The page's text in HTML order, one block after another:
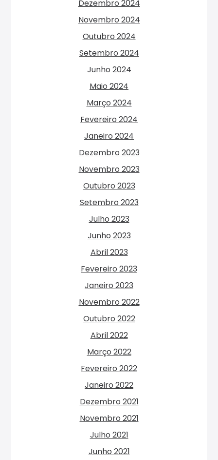
Dezembro 2024
Novembro 2024
Outubro 2024
Setembro 2024
Junho 2024
Maio 2024
Março 2024
Fevereiro 2024
Janeiro 2024
Dezembro 2023
Novembro 2023
Outubro 2023
Setembro 2023
Julho 2023
Junho 2023
Abril 2023
Fevereiro 2023
Janeiro 2023
Novembro 2022
Outubro 2022
Abril 2022
Março 2022
Fevereiro 2022
Janeiro 2022
Dezembro 2021
Novembro 2021
Julho 2021
Junho 2021